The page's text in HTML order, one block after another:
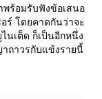
ร้อมรับฟังข้อเสนอ
ร์ โดยคาดกันว่าจะ
เต็ด ก็เป็นอีกหนึ่ง
ถาวรกับแข้งรายนี้